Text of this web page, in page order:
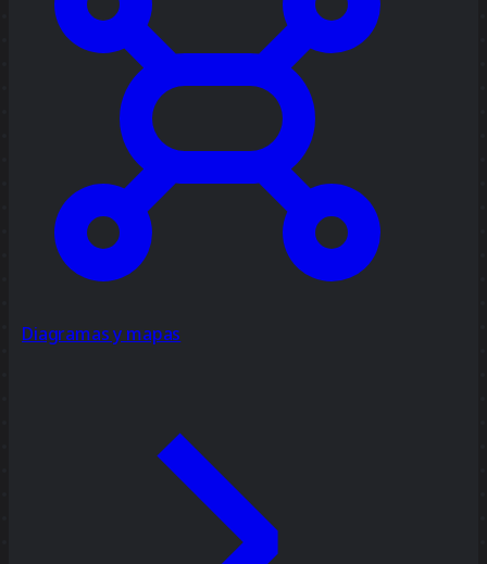
Diagramas y mapas